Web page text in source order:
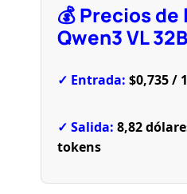
💰 Precios de
Qwen3 VL 32B
✓ Entrada: $0,735 /
✓ Salida: 8,82
tokens